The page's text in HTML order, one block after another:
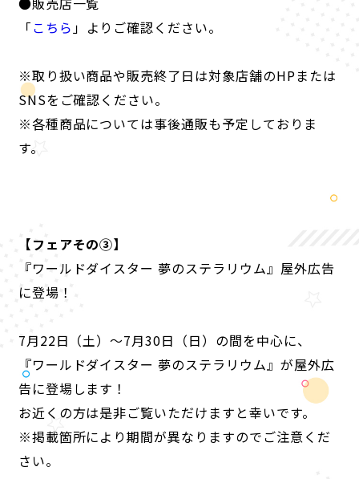
「こちら」よりご確認ください。
※取り扱い商品や販売終了日は対象店舗のHPまたは
SNSをご確認ください。
※各種商品については事後通販も予定しておりま
す。
【フェアその③】
『ワールドダイスター 夢のステラリウム』屋外広告
に登場！
7月22日（土）〜7月30日（日）の間を中心に、
『ワールドダイスター 夢のステラリウム』が屋外広
告に登場します！
お近くの方は是非ご覧いただけますと幸いです。
※掲載箇所により期間が異なりますのでご注意くだ
さい。